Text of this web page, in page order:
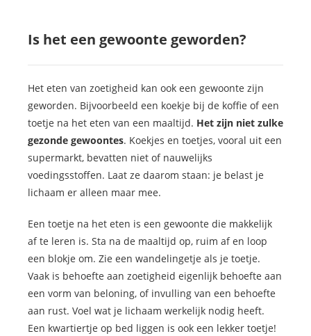
Is het een gewoonte geworden?
Het eten van zoetigheid kan ook een gewoonte zijn
geworden. Bijvoorbeeld een koekje bij de koffie of een
toetje na het eten van een maaltijd. Het zijn niet zulke
gezonde gewoontes. Koekjes en toetjes, vooral uit een
supermarkt, bevatten niet of nauwelijks
voedingsstoffen. Laat ze daarom staan: je belast je
lichaam er alleen maar mee.
Een toetje na het eten is een gewoonte die makkelijk
af te leren is. Sta na de maaltijd op, ruim af en loop
een blokje om. Zie een wandelingetje als je toetje.
Vaak is behoefte aan zoetigheid eigenlijk behoefte aan
een vorm van beloning, of invulling van een behoefte
aan rust. Voel wat je lichaam werkelijk nodig heeft.
Een kwartiertje op bed liggen is ook een lekker toetje!